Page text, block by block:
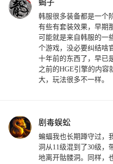
韩服很多装备都是一个
有些有套装效果，早期
可能就是来自韩服的一
个游戏，没必要纠结啥
十年前的东西了，早已
之前的HGE引擎的内容
大，玩法很多不一样。
剧毒蜈蚣
蝙蝠我也长期蹲守过，
洞从11级混到了30级，
地离开骷髅洞。同样，